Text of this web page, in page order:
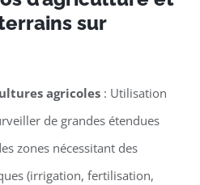
sur
agricoles: Utilisation
de grandes étendues
zones nécessitant des
(irrigation, fertilisation,